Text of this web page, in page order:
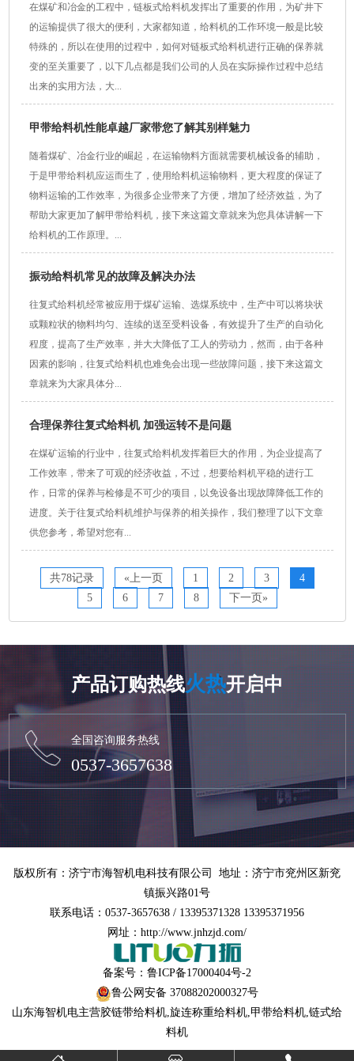
在煤矿和冶金的工程中，链板式给料机发挥出了重要的作用，为矿井下
的运输提供了很大的便利，大家都知道，给料机的工作环境一般是比较
特殊的，所以在使用的过程中，如何对链板式给料机进行正确的保养就
变的至关重要了，以下几点都是我们公司的人员在实际操作过程中总结
出来的实用方法，大...
甲带给料机性能卓越厂家带您了解其别样魅力
随着煤矿、冶金行业的崛起，在运输物料方面就需要机械设备的辅助，
于是甲带给料机应运而生了，使用给料机运输物料，更大程度的保证了
物料运输的工作效率，为很多企业带来了方便，增加了经济效益，为了
帮助大家更加了解甲带给料机，接下来这篇文章就来为您具体讲解一下
给料机的工作原理。...
振动给料机常见的故障及解决办法
往复式给料机经常被应用于煤矿运输、选煤系统中，生产中可以将块状
或颗粒状的物料均匀、连续的送至受料设备，有效提升了生产的自动化
程度，提高了生产效率，并大大降低了工人的劳动力，然而，由于各种
因素的影响，往复式给料机也难免会出现一些故障问题，接下来这篇文
章就来为大家具体分...
合理保养往复式给料机 加强运转不是问题
在煤矿运输的行业中，往复式给料机发挥着巨大的作用，为企业提高了
工作效率，带来了可观的经济收益，不过，想要给料机平稳的进行工
作，日常的保养与检修是不可少的项目，以免设备出现故障降低工作的
进度。关于往复式给料机维护与保养的相关操作，我们整理了以下文章
供您参考，希望对您有...
共78记录 «上一页 1 2 3
4
5
6 7 8 下一页»
产品订购热线火热开启中
全国咨询服务热线
0537-3657638
版权所有：济宁市海智机电科技有限公司 地址：济宁市兖州区新兖
镇振兴路01号
联系电话：0537-3657638 / 13395371328 13395371956
网址：http://www.jnhzjd.com/
备案号： 鲁ICP备17000404号-2
鲁公网安备 37088202000327号
山东海智机电主营胶链带给料机,旋连称重给料机,甲带给料机,链式给
料机